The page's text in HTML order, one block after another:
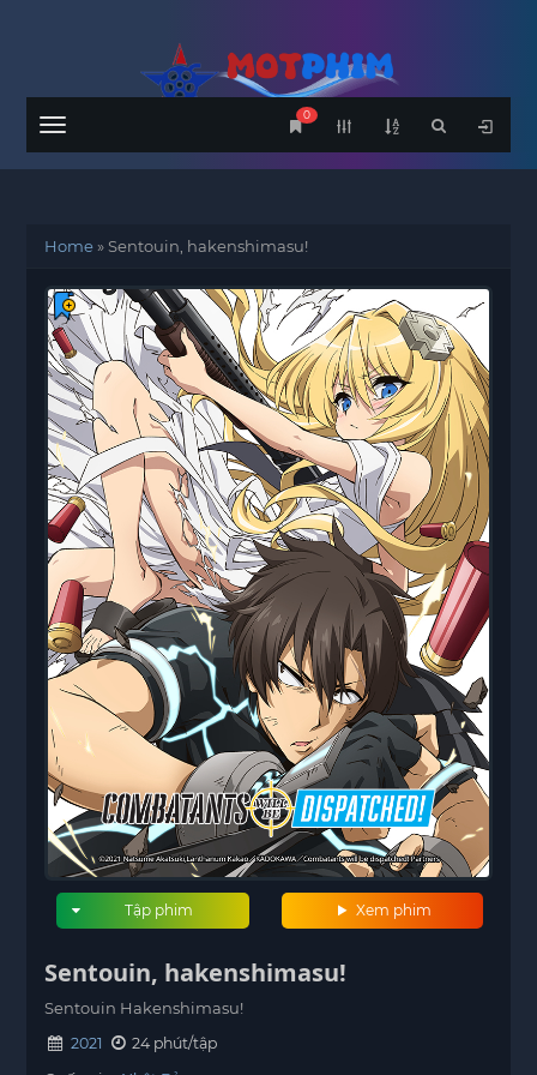
Menu
0
Home»Sentouin, hakenshimasu!
Xem phim
Tập phim
Sentouin, hakenshimasu!
Sentouin Hakenshimasu!
2021
24 phút/tập